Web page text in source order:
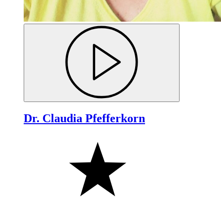
Dr. Claudia Pfefferkorn